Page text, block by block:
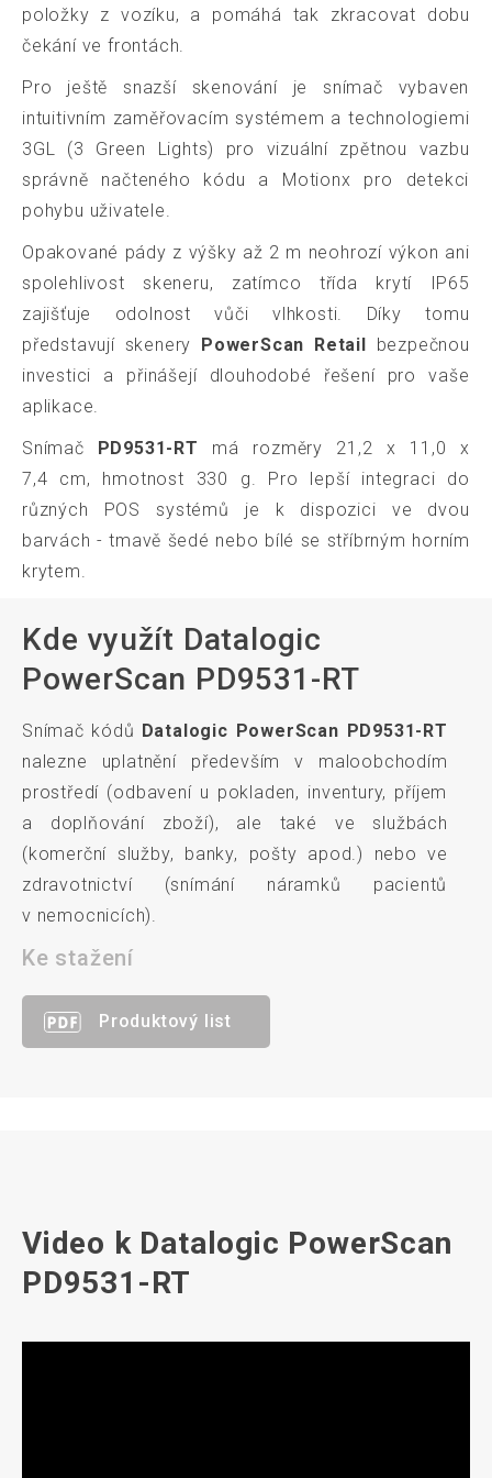
položky z vozíku, a pomáhá tak zkracovat dobu
čekání ve frontách.
Pro ještě snazší skenování je snímač vybaven
intuitivním zaměřovacím systémem a technologiemi
3GL (3 Green Lights) pro vizuální zpětnou vazbu
správně načteného kódu a Motionx pro detekci
pohybu uživatele.
Opakované pády z výšky až 2 m neohrozí výkon ani
spolehlivost skeneru, zatímco třída krytí IP65
zajišťuje odolnost vůči vlhkosti. Díky tomu
představují skenery
PowerScan Retail
bezpečnou
investici a přinášejí dlouhodobé řešení pro vaše
aplikace.
Snímač
PD9531-RT má rozměry 21,2 x 11,0 x
7,4 cm, hmotnost 330 g. Pro lepší integraci do
různých POS systémů je k dispozici ve dvou
barvách - tmavě šedé nebo bílé se stříbrným horním
krytem.
Kde využít Datalogic
PowerScan PD9531-RT
Snímač kódů Datalogic PowerScan PD9531-RT
nalezne uplatnění především v maloobchodím
prostředí (odbavení u pokladen, inventury, příjem
a doplňování zboží), ale také ve službách
(komerční služby, banky, pošty apod.) nebo ve
zdravotnictví (snímání náramků pacientů
v nemocnicích).
Ke stažení
Produktový list
Video k Datalogic PowerScan
PD9531-RT